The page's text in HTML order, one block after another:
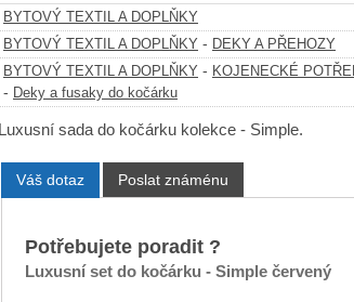
BYTOVÝ TEXTIL A DOPLŇKY
BYTOVÝ TEXTIL A DOPLŇKY - DEKY A PŘEHOZY
BYTOVÝ TEXTIL A DOPLŇKY - KOJENECKÉ
- Deky a fusaky do kočárku
Luxusní sada do kočárku kolekce - Simple.
Váš dotaz Poslat známénu
Potřebujete poradit ?
Luxusní set do kočárku - Simple červený